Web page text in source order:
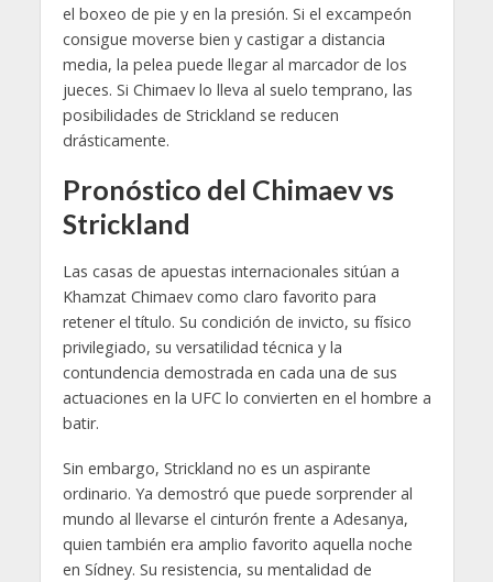
el boxeo de pie y en la presión. Si el excampeón
consigue moverse bien y castigar a distancia
media, la pelea puede llegar al marcador de los
jueces. Si Chimaev lo lleva al suelo temprano, las
posibilidades de Strickland se reducen
drásticamente.
Pronóstico del Chimaev vs
Strickland
Las casas de apuestas internacionales sitúan a
Khamzat Chimaev como claro favorito para
retener el título. Su condición de invicto, su físico
privilegiado, su versatilidad técnica y la
contundencia demostrada en cada una de sus
actuaciones en la UFC lo convierten en el hombre a
batir.
Sin embargo, Strickland no es un aspirante
ordinario. Ya demostró que puede sorprender al
mundo al llevarse el cinturón frente a Adesanya,
quien también era amplio favorito aquella noche
en Sídney. Su resistencia, su mentalidad de